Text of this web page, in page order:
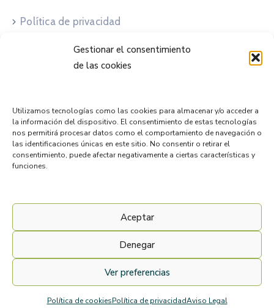
Gestionar el consentimiento
de las cookies
Utilizamos tecnologías como las cookies para almacenar y/o acceder a
la información del dispositivo. El consentimiento de estas tecnologías
nos permitirá procesar datos como el comportamiento de navegación o
las identificaciones únicas en este sitio. No consentir o retirar el
consentimiento, puede afectar negativamente a ciertas características y
funciones.
Aceptar
Denegar
Ver preferencias
Política de cookiesPolítica de privacidadAviso Legal
Política de privacidad
Política de cookies
Proyecto financiado por Junta de Andalucía
Desarrollo webrealizado porAICOR